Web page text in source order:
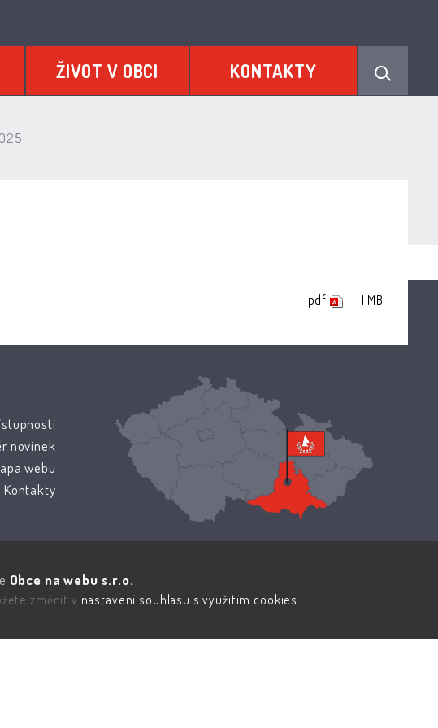
ŽIVOT V OBCI KONTAKTY
pdf 1 MB
novinek
webu
Kontakty
Obce na webu s.r.o.
změnit v nastavení souhlasu s využitím cookies.